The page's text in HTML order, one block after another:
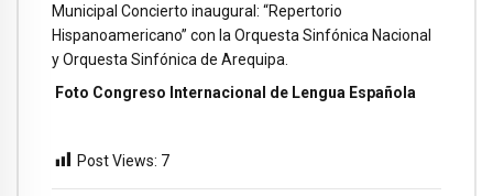
Municipal Concierto inaugural: “Repertorio
Hispanoamericano” con la Orquesta Sinfónica Nacional
y Orquesta Sinfónica de Arequipa.
Foto Congreso Internacional de Lengua Española
Post Views: 7